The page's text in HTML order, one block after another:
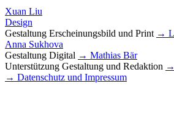
Xuan Liu
Design
Gestaltung Erscheinungsbild und Print →
Anna Sukhova
Gestaltung Digital → Mathias Bär
Unterstützung Gestaltung und Redaktion →
→ Datenschutz und Impressum